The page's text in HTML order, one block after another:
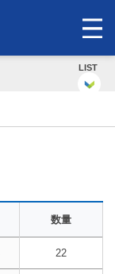
LIST
数量
22